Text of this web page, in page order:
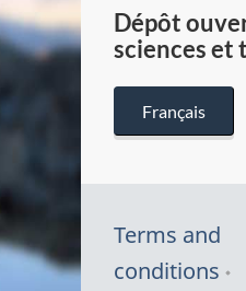
Dépôt
sciences et
Français
Terms and
conditions